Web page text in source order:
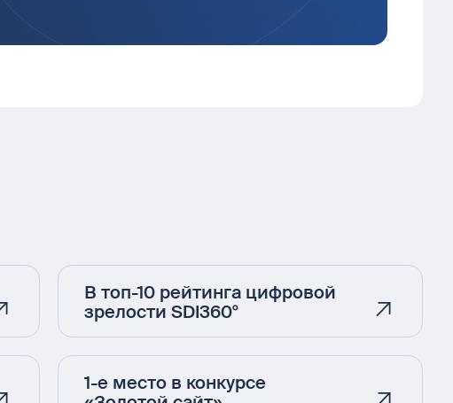
В топ-10 рейтинга цифровой
зрелости SDI360°
1-е место в конкурсе